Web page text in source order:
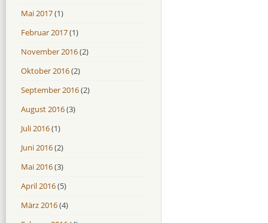
Mai 2017(1)
Februar 2017(1)
November 2016(2)
Oktober 2016(2)
September 2016(2)
August 2016(3)
Juli 2016(1)
Juni 2016(2)
Mai 2016(3)
April 2016(5)
März 2016(4)